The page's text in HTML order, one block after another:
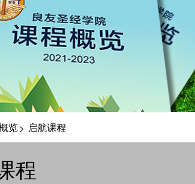
览> 启航课程
程